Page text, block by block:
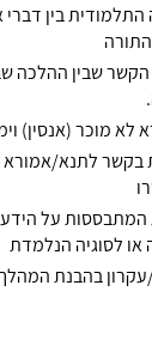
התלמודית בין
שבין ההלכה
לא מוכר (אנסין)
בקשר לתנא/אמורא
המתבססות על
לסוגיה הנלמדת
בהבנת